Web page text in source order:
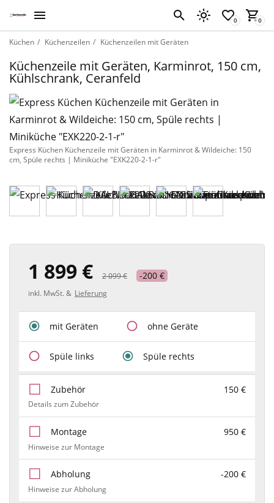
Küchen Küchenzeilen Küchenzeilen mit Geräten
Küchenzeile mit Geräten, Karminrot, 150 cm,
Kühlschrank, Ceranfeld
Express Küchen Küchenzeile mit Geräten in Karminrot & Wildeiche: 150
cm, Spüle rechts | Miniküche "EXK220-2-1-r"
1 899 € 2 099 € -200 €
inkl. MwSt. & Lieferung
mit Geräten ohne Geräte
Spüle links Spüle rechts
Zubehör 150 €
Details zum Zubehör
Montage 950 €
Hinweise zur Montage
Abholung -200 €
Hinweise zur Abholung